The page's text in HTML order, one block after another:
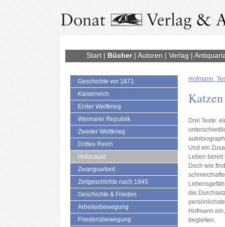
Start| Bücher| Autoren | Verlag |
Geschichte vor 1871
Kaiserreich
Erster Weltkrieg
Weimarer Republik
Zweiter Weltkrieg
Drittes Reich
Holocaust
Zwangsarbeit
Zeitgeschichte nach 1945
Geschichte & Frieden
Arbeiterbewegung
Friedensbewegung
Hofmann,
Drei Texte:
Und ein
Leben
Doch wie
die
Hofmann
begleiten.